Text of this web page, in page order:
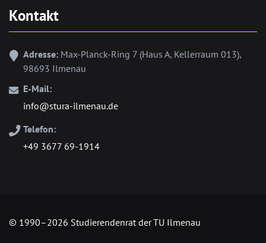
Kontakt
Adresse: Max-Planck-Ring 7 (Haus A, Kellerraum 013),
98693 Ilmenau
E-Mail:
info@stura-ilmenau.de
Telefon:
+49 3677 69-1914
© 1990–2026 Studierendenrat der TU Ilmenau